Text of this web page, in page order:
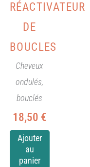
RÉACTIVATEUR
DE
BOUCLES
Cheveux
ondulés,
bouclés
18,50 €
Ajouter
au
panier